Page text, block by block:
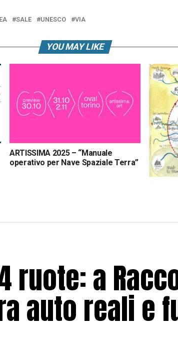
SALE UNESCO VIA
YOU MAY LIKE
ARTISSIMA 2025 – “Manuale
operativo per Nave Spaziale Terra”
ruote: a
auto reali e